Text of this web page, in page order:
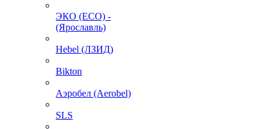
ЭКО (ECO) -
(Ярославль)
Hebel (ЛЗИД)
Bikton
Аэробел (Aerobel)
SLS